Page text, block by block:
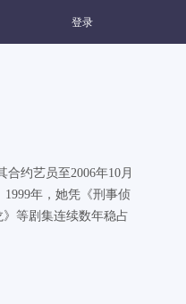
登录
约艺员至2006年10月
年，她凭《刑事侦
等剧集连续数年稳占